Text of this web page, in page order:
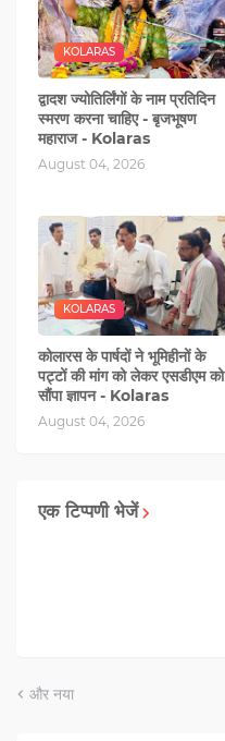
KOLARAS
द्वादश ज्योतिर्लिंगों के नाम प्रतिदिन
स्मरण करना चाहिए - बृजभूषण
महाराज - Kolaras
August 04, 2026
KOLARAS
कोलारस के पार्षदों ने भूमिहीनों के
पट्टों की मांग को लेकर एसडीएम को
सौंपा ज्ञापन - Kolaras
August 04, 2026
एक टिप्पणी भेजें
और नया